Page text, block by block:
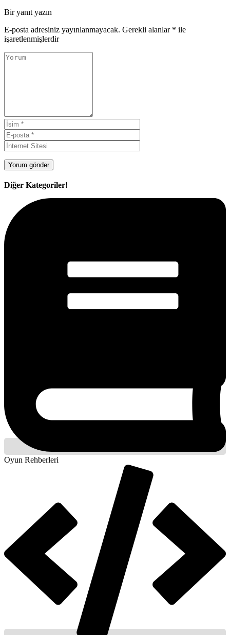
Bir yanıt yazın
E-posta adresiniz yayınlanmayacak. Gerekli alanlar * ile
işaretlenmişlerdir
Diğer Kategoriler!
Oyun Rehberleri